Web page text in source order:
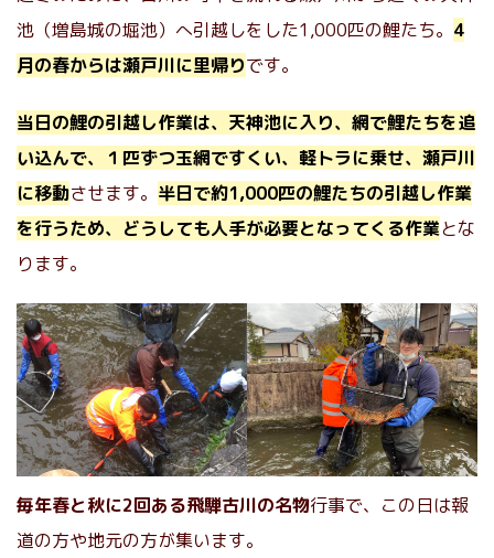
池（増島城の堀池）へ引越しをした1,000匹の鯉たち。 4
月の春からは瀬戸川に里帰りです。
当日の鯉の引越し作業は、天神池に入り、網で鯉たちを追
い込んで、１匹ずつ玉網ですくい、軽トラに乗せ、瀬戸川
に移動させます。 半日で約1,000匹の鯉たちの引越し作業
を行うため、どうしても人手が必要となってくる作業とな
ります。
毎年春と秋に2回ある飛騨古川の名物行事で、この日は報
道の方や地元の方が集います。